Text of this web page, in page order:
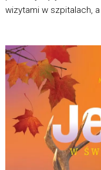
wizytami w szpitalach,